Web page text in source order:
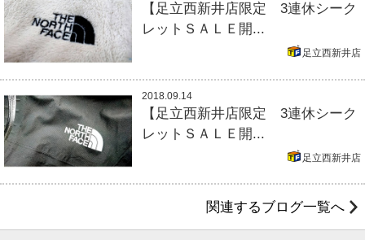
【足立西新井店限定 3連休シーク
レットＳＡＬＥ開...
足立西新井店
2018.09.14
【足立西新井店限定 3連休シーク
レットＳＡＬＥ開...
足立西新井店
関連するブログ一覧へ